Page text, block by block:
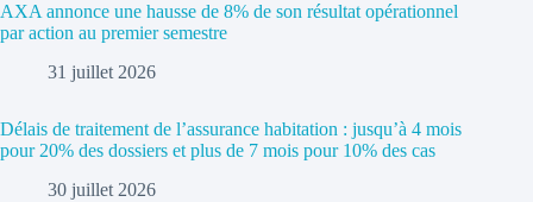
AXA annonce une hausse de 8% de son résultat opérationnel
par action au premier semestre
31 juillet 2026
Délais de traitement de l’assurance habitation : jusqu’à 4 mois
pour 20% des dossiers et plus de 7 mois pour 10% des cas
30 juillet 2026